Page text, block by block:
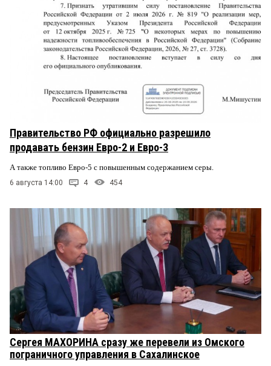
Правительство РФ официально разрешило
продавать бензин Евро-2 и Евро-3
А также топливо Евро-5 с повышенным содержанием серы.
6 августа 14:00 4 454
Сергея МАХОРИНА сразу же перевели из Омского
пограничного управления в Сахалинское